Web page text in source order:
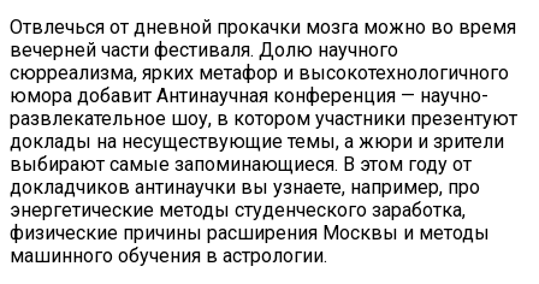
Отвлечься от дневной прокачки мозга можно во время
вечерней части фестиваля. Долю научного
сюрреализма, ярких метафор и высокотехнологичного
юмора добавит Антинаучная конференция — научно-
развлекательное шоу, в котором участники презентуют
доклады на несуществующие темы, а жюри и зрители
выбирают самые запоминающиеся. В этом году от
докладчиков антинаучки вы узнаете, например, про
энергетические методы студенческого заработка,
физические причины расширения Москвы и методы
машинного обучения в астрологии.